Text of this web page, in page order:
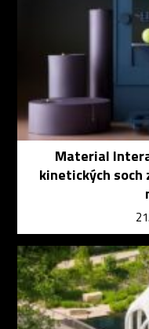
Material
kinetických soch